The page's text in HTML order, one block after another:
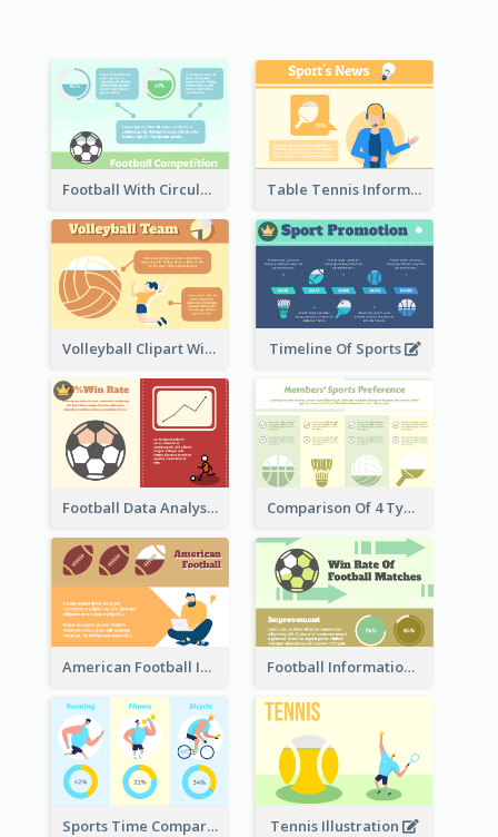
Football With Circular Chart Table Tennis Informative Clipart
Volleyball Clipart With Details Timeline Of Sports
Football Data Analysis Comparison Of 4 Types of Sports
American Football Information Football Information
Sports Time Comparison Tennis Illustration